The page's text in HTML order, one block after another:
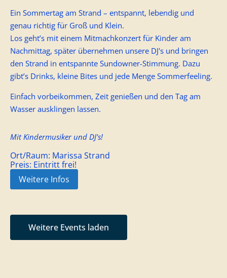
Ein Sommertag am Strand – entspannt, lebendig und
genau richtig für Groß und Klein.
Los geht’s mit einem Mitmachkonzert für Kinder am
Nachmittag, später übernehmen unsere DJ's und bringen
den Strand in entspannte Sundowner-Stimmung. Dazu
gibt’s Drinks, kleine Bites und jede Menge Sommerfeeling.
Einfach vorbeikommen, Zeit genießen und den Tag am
Wasser ausklingen lassen.
Mit Kindermusiker und DJ's!
Ort/Raum: Marissa Strand
Preis: Eintritt frei!
Weitere Infos
Weitere Events laden